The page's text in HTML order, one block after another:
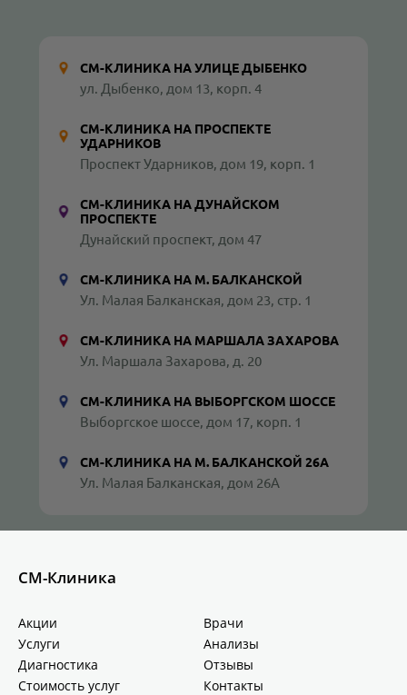
СМ-КЛИНИКА НА УЛИЦЕ ДЫБЕНКО
ул. Дыбенко, дом 13, корп. 4
СМ-КЛИНИКА НА ПРОСПЕКТЕ
УДАРНИКОВ
Проспект Ударников, дом 19, корп. 1
СМ-КЛИНИКА НА ДУНАЙСКОМ
ПРОСПЕКТЕ
Дунайский проспект, дом 47
СМ-КЛИНИКА НА М. БАЛКАНСКОЙ
Ул. Малая Балканская, дом 23, стр. 1
СМ-КЛИНИКА НА МАРШАЛА ЗАХАРОВА
Ул. Маршала Захарова, д. 20
СМ-КЛИНИКА НА ВЫБОРГСКОМ ШОССЕ
Выборгское шоссе, дом 17, корп. 1
СМ-КЛИНИКА НА М. БАЛКАНСКОЙ 26А
Ул. Малая Балканская, дом 26А
СМ-Клиника
Акции
Врачи
Услуги
Анализы
Диагностика
Отзывы
Стоимость услуг
Контакты